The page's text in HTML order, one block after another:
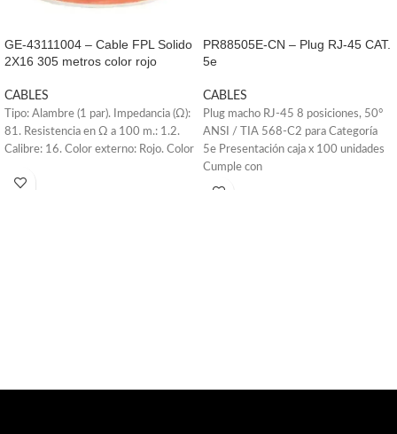
GE-43111004 – Cable FPL Solido
2X16 305 metros color rojo
CABLES
Tipo: Alambre (1 par). Impedancia (Ω):
81. Resistencia en Ω a 100 m.: 1.2.
Calibre: 16. Color externo: Rojo. Color
PR88505E-CN – Plug RJ-45 CAT.
5e
CABLES
Plug macho RJ-45 8 posiciones, 50°
ANSI / TIA 568-C2 para Categoría
5e Presentación caja x 100 unidades
Cumple con